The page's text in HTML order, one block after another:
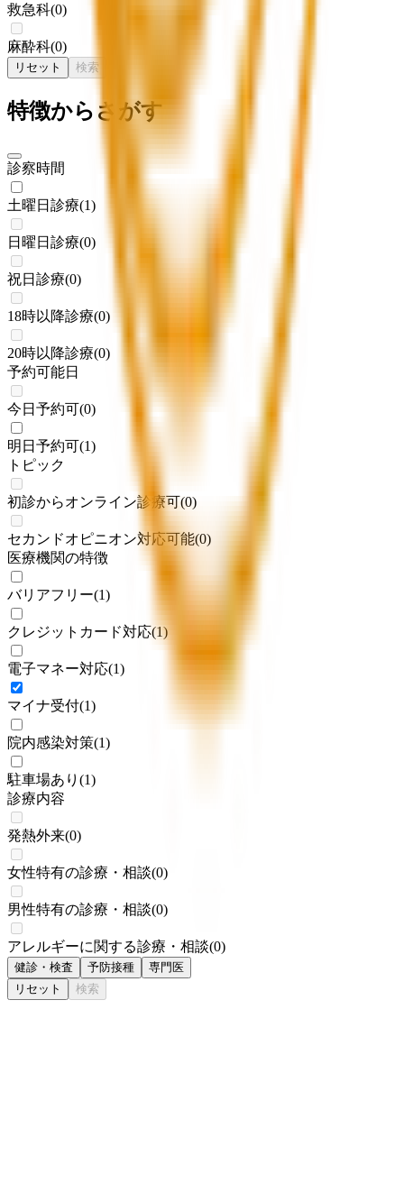
救急科(0)
麻酔科(0)
リセット 検索
特徴からさがす
診察時間
土曜日診療(1)
日曜日診療(0)
祝日診療(0)
18時以降診療(0)
20時以降診療(0)
予約可能日
今日予約可(0)
明日予約可(1)
トピック
初診からオンライン診療可(0)
セカンドオピニオン対応可能(0)
医療機関の特徴
バリアフリー(1)
クレジットカード対応(1)
電子マネー対応(1)
マイナ受付(1)
院内感染対策(1)
駐車場あり (1)
診療内容
発熱外来(0)
女性特有の診療・相談(0)
男性特有の診療・相談(0)
アレルギーに関する診療・相談(0)
健診・検査 予防接種
専門医
リセット
検索